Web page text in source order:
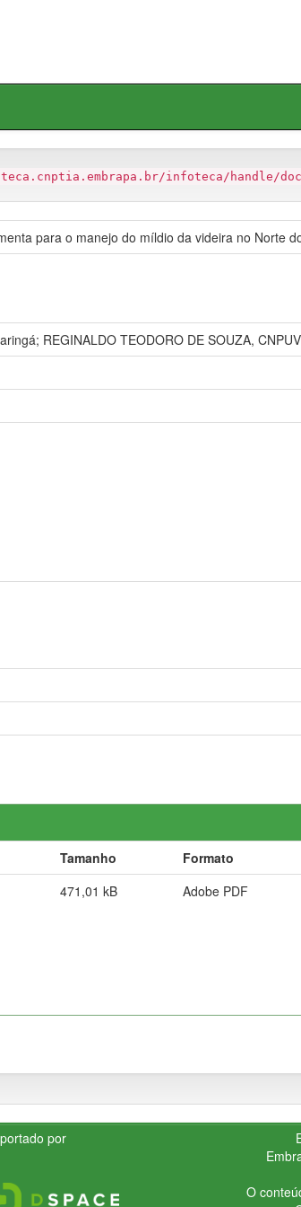
infoteca/handle/doc/
para o manejo do míldio da videira no Norte
REGINALDO TEODORO DE SOUZA,
Tamanho
Formato
471,01 kB Adobe PDF
por
O